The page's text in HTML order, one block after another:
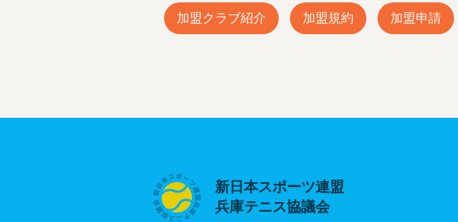
加盟クラブ紹介 加盟規約 加盟申請
新日本スポーツ連盟
兵庫テニス協議会